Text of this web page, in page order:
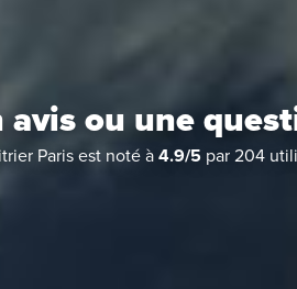
avis ou une
Paris est noté à 4.9/5 par 204